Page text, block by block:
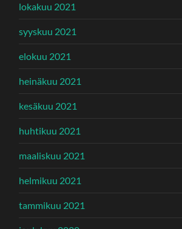
lokakuu 2021
syyskuu 2021
elokuu 2021
heinäkuu 2021
kesäkuu 2021
huhtikuu 2021
maaliskuu 2021
helmikuu 2021
tammikuu 2021